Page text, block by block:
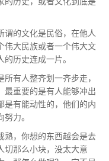
谓的文化是民俗，在他人
伟大民族或者一个伟大文
历史连成一片。
有人整齐划一齐步走，
最重要的是有人能够冲出
是有能动性的，他们的内
力。
熟，你想的东西越会是去
切那么小块，没太大意